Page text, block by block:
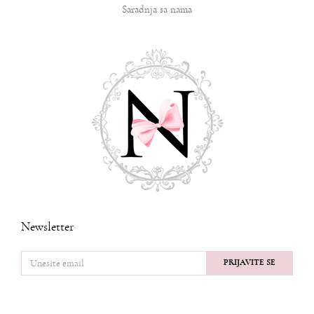
Saradnja sa nama
Newsletter
PRIJAVITE SE